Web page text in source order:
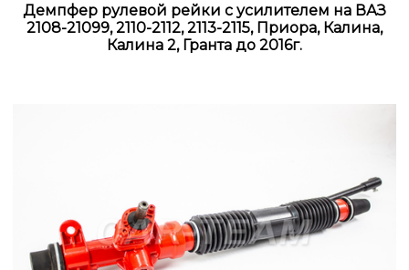
Демпфер рулевой рейки с усилителем на ВАЗ
2108-21099, 2110-2112, 2113-2115, Приора, Калина,
Калина 2, Гранта до 2016г.